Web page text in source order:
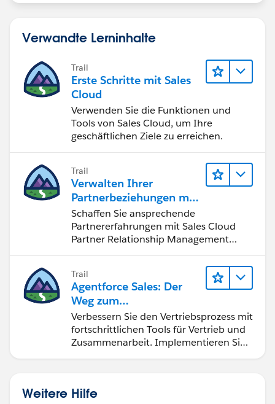
Verwandte Lerninhalte
Trail
Erste Schritte mit Sales
Cloud
Verwenden Sie die Funktionen und
Tools von Sales Cloud, um Ihre
geschäftlichen Ziele zu erreichen.
Trail
Verwalten Ihrer
Partnerbeziehungen mit
Sales Cloud PRM
Schaffen Sie ansprechende
Partnererfahrungen mit Sales Cloud
Partner Relationship Management
Trail
Agentforce Sales: Der
Weg zum
Vertriebsspezialisten
Verbessern Sie den Vertriebsprozess mit
fortschrittlichen Tools für Vertrieb und
Zusammenarbeit. Implementieren Sie
Weitere Hilfe